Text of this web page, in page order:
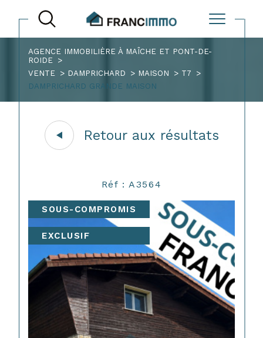
AGENCE IMMOBILIÈRE À MAÎCHE ET PONT-DE-
ROIDE
VENTE
DAMPRICHARD MAISON
T7
DAMPRICHARD GRANDE MAISON
Retour aux résultats
Réf : A3564
SOUS-COMPROMIS
EXCLUSIF